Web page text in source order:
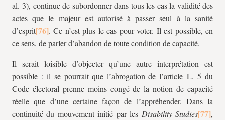
al. 3), continue de subordonner dans tous les cas la validité des
actes que le majeur est autorisé à passer seul à la sanité
d’esprit
. Ce n’est plus le cas pour voter. Il est possible, en
ce sens, de parler d’abandon de toute condition de capacité.
Il serait loisible d’objecter qu’une autre interprétation est
possible : il se pourrait que l’abrogation de l’article L. 5 du
Code électoral prenne moins congé de la notion de capacité
réelle que d’une certaine façon de l’appréhender. Dans la
continuité du mouvement initié par les Disability Studies
,